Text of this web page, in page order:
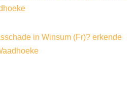
in Winsum (Fr)? erkende